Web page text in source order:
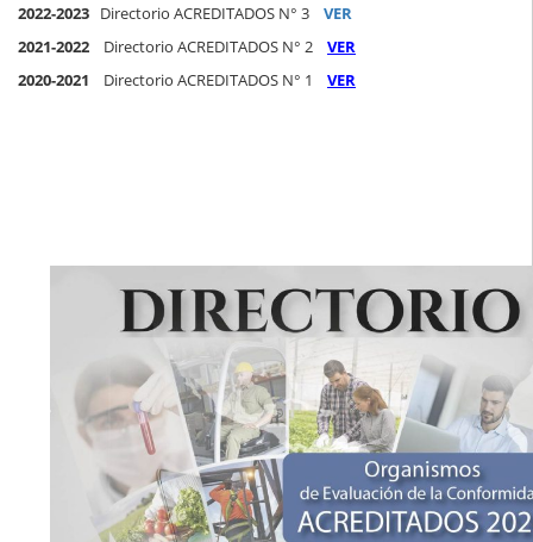
2022-2023 Directorio ACREDITADOS N° 3 VER
2021-2022
Directorio ACREDITADOS N° 2 VER
2020-2021
Directorio ACREDITADOS N° 1 VER